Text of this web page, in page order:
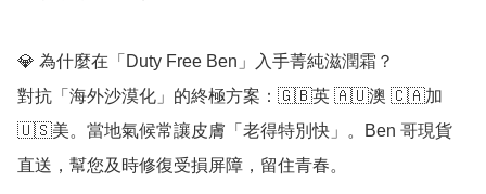
💎 為什麼在「Duty Free Ben」入手菁純滋潤霜？
對抗「海外沙漠化」的終極方案：🇬🇧英 🇦🇺澳 🇨🇦加
🇺🇸美。當地氣候常讓皮膚「老得特別快」。Ben 哥現貨
直送，幫您及時修復受損屏障，留住青春。